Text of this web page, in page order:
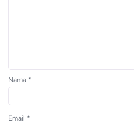
Nama *
Email *